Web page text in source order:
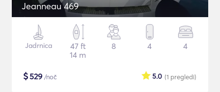
Jeanneau 469
Jadrnica
47 ft
14 m
8 4 4
$529 /noč (1 pregledi)
5.0